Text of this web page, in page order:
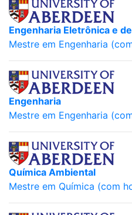
Engenharia Eletrônica e
Mestre em Engenharia
Engenharia
Mestre em Engenharia
Química Ambiental
Mestre em Química (com